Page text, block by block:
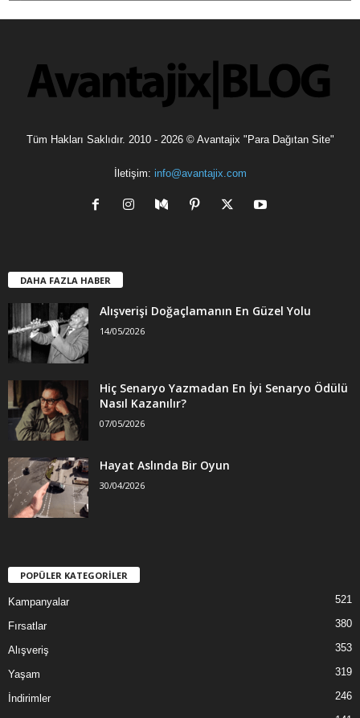
Tüm Hakları Saklıdır. 2010 - 2026 © Avantajix "Para Dağıtan Site"
İletişim: info@avantajix.com
DAHA FAZLA HABER
Alışverişi Doğaçlamanın En Güzel Yolu
14/05/2026
Hiç Senaryo Yazmadan En İyi Senaryo Ödülü
Nasıl Kazanılır?
07/05/2026
Hayat Aslında Bir Oyun
30/04/2026
POPÜLER KATEGORİLER
Kampanyalar 521
Fırsatlar 380
Alışveriş 353
Yaşam 319
İndirimler 246